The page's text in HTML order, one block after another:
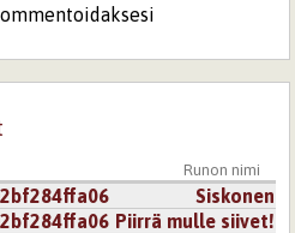
Runon nimi
Siskonen
Piirrä mulle siivet!